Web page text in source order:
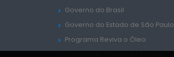
Governo do Brasil
Governo do Estado de São Paulo
Programa Reviva o Óleo